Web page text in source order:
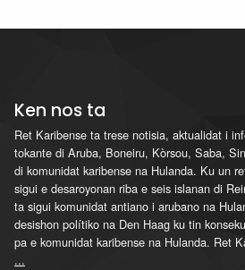
Ken nos ta
Ret Karibense ta trese notisia, aktualidat i
tokante di Aruba, Boneiru, Kòrsou, Saba,
di komunidat karibense na Hulanda. Ku un
sigui e desaroyonan riba e seis islanan di
ta sigui komunidat antiano i arubano na
desishon polítiko na Den Haag ku tin
pa e komunidat karibense na Hulanda. Ret
...